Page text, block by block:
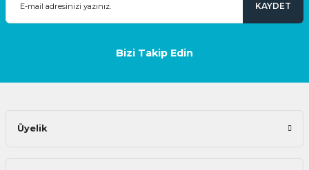
KAYDET
Bizi Takip Edin
Üyelik